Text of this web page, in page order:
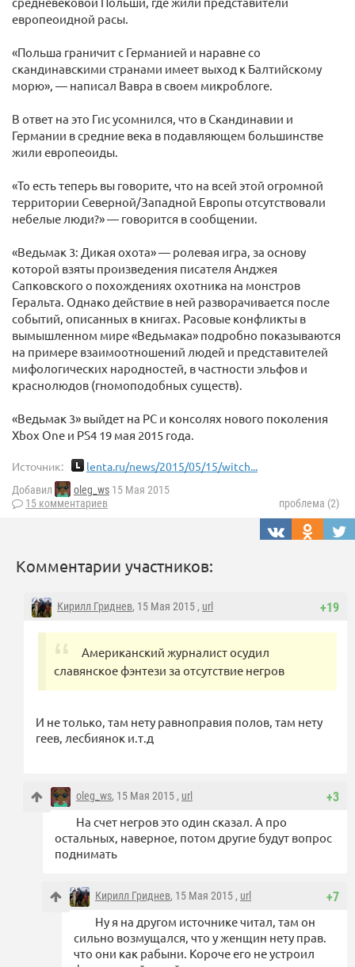
европеоидной расы.
«Польша граничит с Германией и наравне со
скандинавскими странами имеет выход к Балтийскому
морю», — написал Вавра в своем микроблоге.
В ответ на это Гис усомнился, что в Скандинавии и
Германии в средние века в подавляющем большинстве
жили европеоиды.
«То есть теперь вы говорите, что на всей этой огромной
территории Северной/Западной Европы отсутствовали
небелые люди?» — говорится в сообщении.
«Ведьмак 3: Дикая охота» — ролевая игра, за основу
которой взяты произведения писателя Анджея
Сапковского о похождениях охотника на монстров
Геральта. Однако действие в ней разворачивается после
событий, описанных в книгах. Расовые конфликты в
вымышленном мире «Ведьмака» подробно показываются
на примере взаимоотношений людей и представителей
мифологических народностей, в частности эльфов и
краснолюдов (гномоподобных существ).
«Ведьмак 3» выйдет на PC и консолях нового поколения
Xbox One и PS4 19 мая 2015 года.
Источник: lenta.ru/news/2015/05/15/witch...
Добавил oleg_ws 15 Мая 2015
15 комментариев
проблема (2)
Комментарии участников:
+19
Кирилл Гриднев, 15 Мая 2015 , url
Американский журналист осудил
славянское фэнтези за отсутствие негров
И не только, там нету равноправия полов, там нету
геев, лесбиянок и.т.д
+3
oleg_ws, 15 Мая 2015 , url
На счет негров это один сказал. А про
остальных, наверное, потом другие будут вопрос
поднимать
+7
Кирилл Гриднев, 15 Мая 2015 , url
Ну я на другом источнике читал, там он
сильно возмущался, что у женщин нету прав.
что они как рабыни. Короче его не устроил